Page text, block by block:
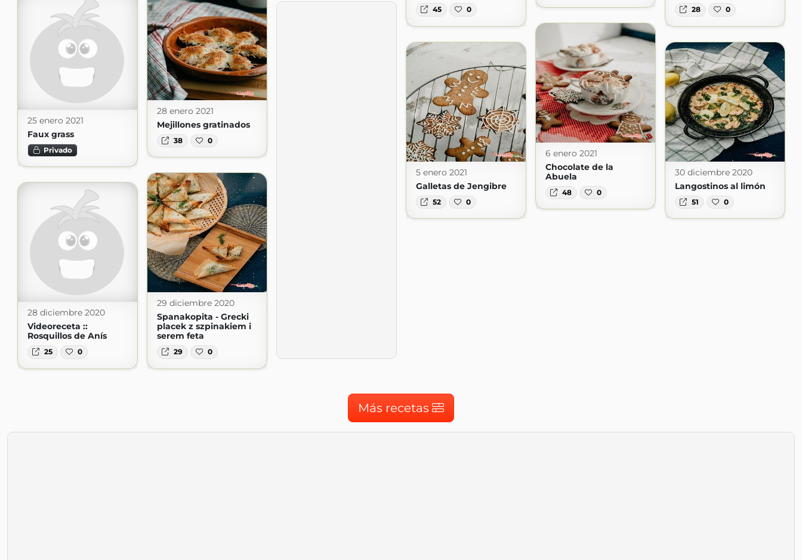
28 0
45 0
28 enero 2021
Mejillones gratinados
38 0
25 enero 2021
Faux grass
Privado
6 enero 2021
Chocolate de la
Abuela
48 0
5 enero 2021
Galletas de Jengibre
52 0
30 diciembre 2020
Langostinos al limón
51 0
29 diciembre 2020
Spanakopita - Grecki
placek z szpinakiem i
serem feta
29 0
28 diciembre 2020
Videoreceta ::
Rosquillos de Anís
25 0
Más recetas